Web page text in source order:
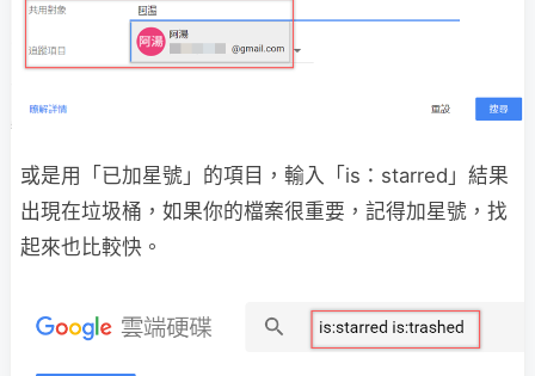
或是用「已加星號」的項目，輸入「is：starred」結果
出現在垃圾桶，如果你的檔案很重要，記得加星號，找
起來也比較快。